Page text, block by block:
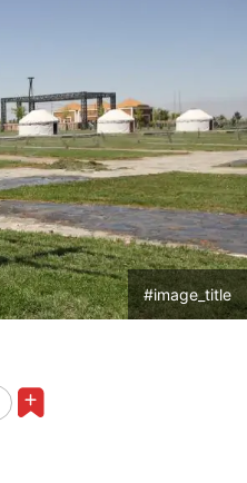
#image_title